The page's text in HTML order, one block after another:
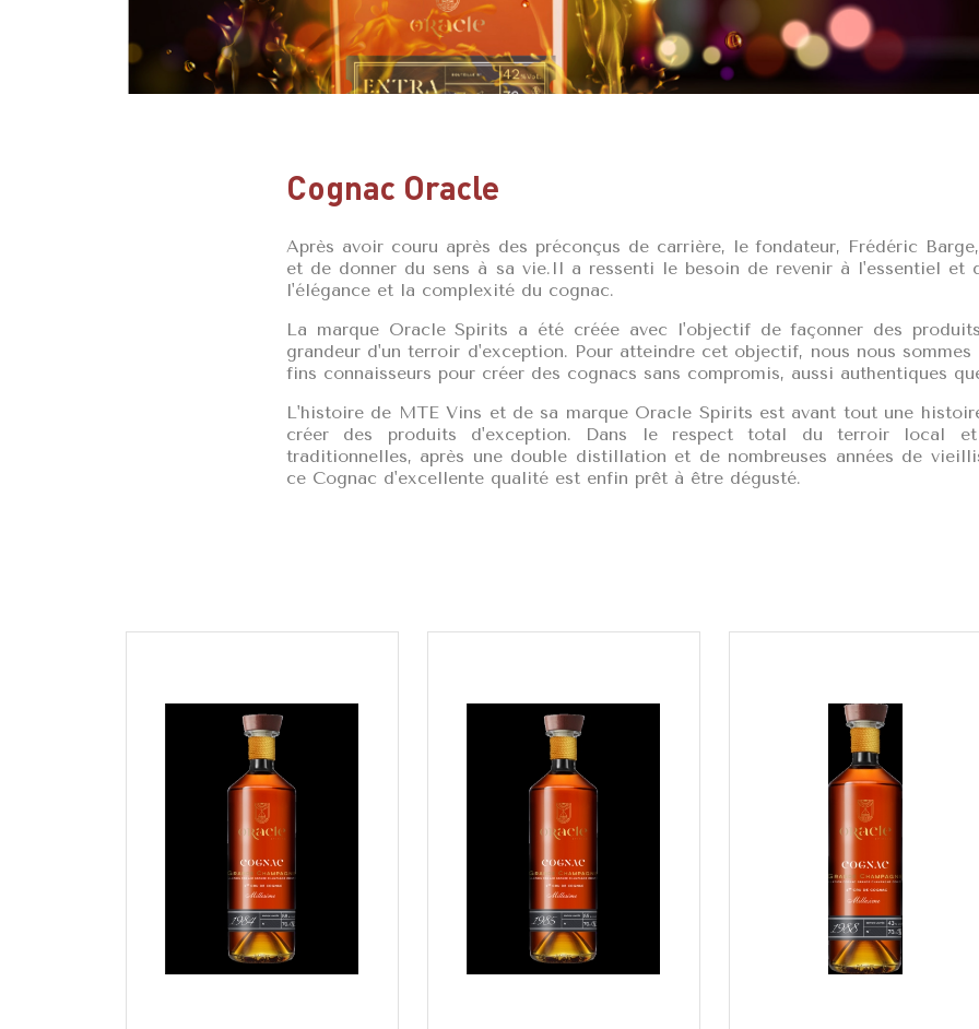
Cognac Oracle
Après avoir couru après des préconçus de carrière, le fondateur, Frédéric
et de donner du sens à sa vie.Il a ressenti le besoin de revenir à l'essentiel et
l'élégance et la complexité du cognac.
La marque Oracle Spirits a été créée avec l'objectif de façonner des
grandeur d'un terroir d'exception. Pour atteindre cet objectif, nous nous
fins connaisseurs pour créer des cognacs sans compromis, aussi authentiques
L'histoire de MTE Vins et de sa marque Oracle Spirits est avant tout une
créer des produits d'exception. Dans le respect total du terroir local
traditionnelles, après une double distillation et de nombreuses années de
ce Cognac d'excellente qualité est enfin prêt à être dégusté.